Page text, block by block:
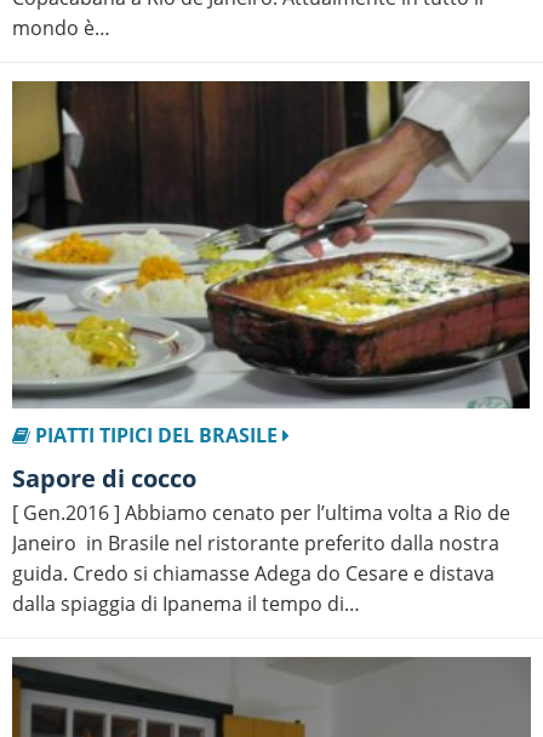
mondo è…
PIATTI TIPICI DEL BRASILE
Sapore di cocco
[ Gen.2016 ] Abbiamo cenato per l’ultima volta a Rio de
Janeiro in Brasile nel ristorante preferito dalla nostra
guida. Credo si chiamasse Adega do Cesare e distava
dalla spiaggia di Ipanema il tempo di…